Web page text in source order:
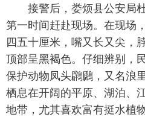
接警后，娄烦县公安局杜
第一时间赶赴现场。在现场
四五十厘米，嘴又长又尖，
顶部呈黑褐色。仔细辨别，
保护动物凤头鸊鷉，又名浪
栖息在开阔的平原、湖泊、
地带，尤其喜欢富有挺水植